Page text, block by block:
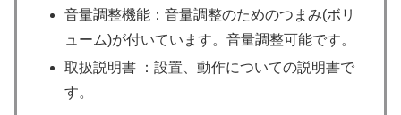
音量調整機能：音量調整のためのつまみ(ボリ
ューム)が付いています。音量調整可能です。
取扱説明書 ：設置、動作についての説明書で
す。